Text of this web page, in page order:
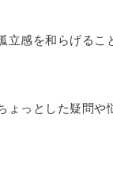
感を和らげるこ
ょっとした疑問や